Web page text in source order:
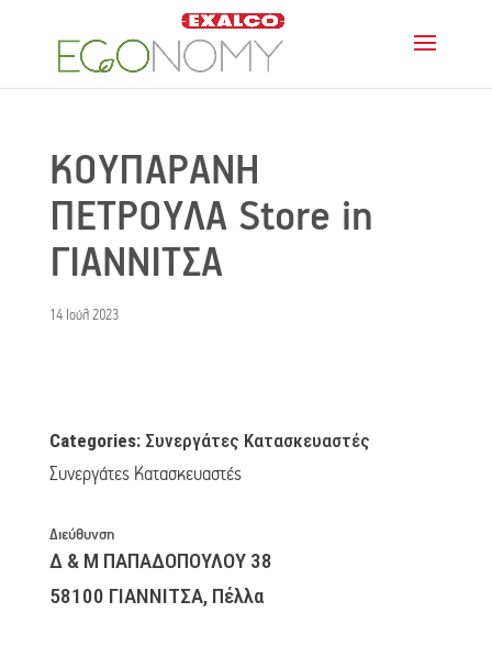
ΚΟΥΠΑΡΑΝΗ
ΠΕΤΡΟΥΛΑ Store in
ΓΙΑΝΝΙΤΣΑ
14 Ιούλ 2023
Categories: Συνεργάτες Κατασκευαστές
Συνεργάτες Κατασκευαστές
Διεύθυνση
Δ & Μ ΠΑΠΑΔΟΠΟΥΛΟΥ 38
58100 ΓΙΑΝΝΙΤΣΑ, Πέλλα